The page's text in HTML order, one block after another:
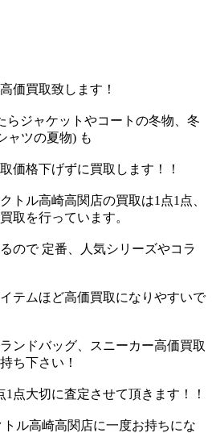
価買取致します！
らジャケットやコートの冬物、冬
ャツの夏物) も
価格下げずに買取します！！
トル高崎高関店の買取は1点1点、
取を行っています。
ので 定番、人気シリーズやコラ
テムほど高価買取になりやすいで
ンドバッグ、スニーカー高価買取
ち下さい！
点大切に査定させて頂きます！！
ル高崎高関店に一度お持ちにな